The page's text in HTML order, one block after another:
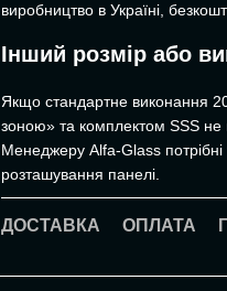
виробництво в Україні,
Інший розмір або
Якщо стандартне виконання
зоною» та комплектом SSS не
Менеджеру Alfa-Glass потрібні
розташування панелі.
ДОСТАВКА ОПЛАТА